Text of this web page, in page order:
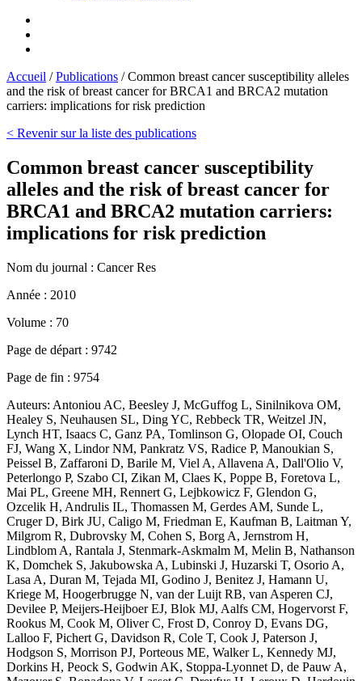
Accueil /Publications /Common breast cancer susceptibility alleles
and the risk of breast cancer for BRCA1 and BRCA2 mutation
carriers: implications for risk prediction
< Revenir sur la liste des publications
Common breast cancer susceptibility
alleles and the risk of breast cancer for
BRCA1 and BRCA2 mutation carriers:
implications for risk prediction
Nom du journal : Cancer Res
Année : 2010
Volume : 70
Page de départ : 9742
Page de fin : 9754
Auteurs: Antoniou AC, Beesley J, McGuffog L, Sinilnikova OM,
Healey S, Neuhausen SL, Ding YC, Rebbeck TR, Weitzel JN,
Lynch HT, Isaacs C, Ganz PA, Tomlinson G, Olopade OI, Couch
FJ, Wang X, Lindor NM, Pankratz VS, Radice P, Manoukian S,
Peissel B, Zaffaroni D, Barile M, Viel A, Allavena A, Dall'Olio V,
Peterlongo P, Szabo CI, Zikan M, Claes K, Poppe B, Foretova L,
Mai PL, Greene MH, Rennert G, Lejbkowicz F, Glendon G,
Ozcelik H, Andrulis IL, Thomassen M, Gerdes AM, Sunde L,
Cruger D, Birk JU, Caligo M, Friedman E, Kaufman B, Laitman Y,
Milgrom R, Dubrovsky M, Cohen S, Borg A, Jernstrom H,
Lindblom A, Rantala J, Stenmark-Askmalm M, Melin B, Nathanson
K, Domchek S, Jakubowska A, Lubinski J, Huzarski T, Osorio A,
Lasa A, Duran M, Tejada MI, Godino J, Benitez J, Hamann U,
Kriege M, Hoogerbrugge N, van der Luijt RB, van Asperen CJ,
Devilee P, Meijers-Heijboer EJ, Blok MJ, Aalfs CM, Hogervorst F,
Rookus M, Cook M, Oliver C, Frost D, Conroy D, Evans DG,
Lalloo F, Pichert G, Davidson R, Cole T, Cook J, Paterson J,
Hodgson S, Morrison PJ, Porteous ME, Walker L, Kennedy MJ,
Dorkins H, Peock S, Godwin AK, Stoppa-Lyonnet D, de Pauw A,